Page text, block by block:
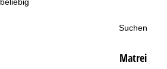
Suchen
Matrei